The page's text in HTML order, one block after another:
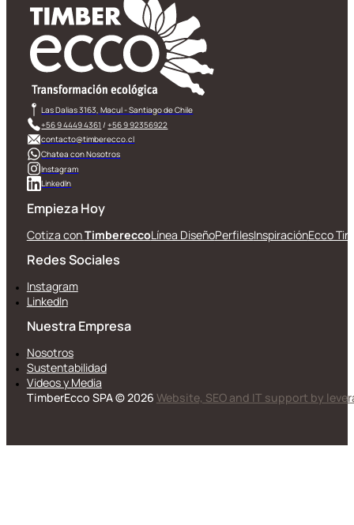
Las Dalias 3163, Macul - Santiago de Chile
+56 9 4449 4361 /+56 9 92356922
contacto@timberecco.cl
Chatea con Nosotros
Instagram
LinkedIn
Empieza Hoy
Cotiza conTimbereccoLínea DiseñoPerfilesInspiraciónEcco
Redes Sociales
Instagram
LinkedIn
Nuestra Empresa
Nosotros
Sustentabilidad
Videos y Media
TimberEcco SPA © 2026 Website, SEO and IT support by